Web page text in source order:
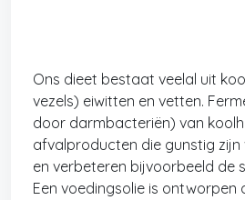
Ons dieet bestaat veelal uit
vezels) eiwitten en vetten.
door darmbacteriën) van
afvalproducten die gunstig
en verbeteren bijvoorbeeld de
Een voedingsolie is ontworpen